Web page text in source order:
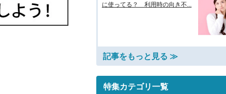
に使ってる？ 利用時の向き不...
記事をもっと見る ≫
特集カテゴリ一覧